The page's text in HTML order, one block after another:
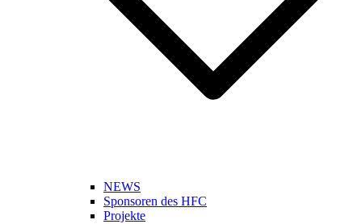
NEWS
Sponsoren des HFC
Projekte